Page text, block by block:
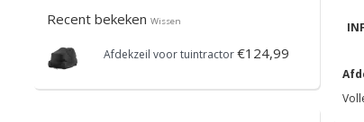
Recent bekeken Wissen
Afdekzeil voor tuintractor€124,99